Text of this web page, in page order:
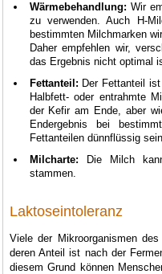
Wärmebehandlung: Wir
zu verwenden. Auch H-
bestimmten Milchmarken
Daher empfehlen wir,
das Ergebnis nicht optimal
Fettanteil: Der Fettanteil
Halbfett- oder entrahmte
der Kefir am Ende, aber
Endergebnis bei
Fettanteilen dünnflüssig
Milcharte: Die Milch
stammen.
Laktoseintoleranz
Viele der Mikroorganismen
deren Anteil ist nach der
diesem Grund können